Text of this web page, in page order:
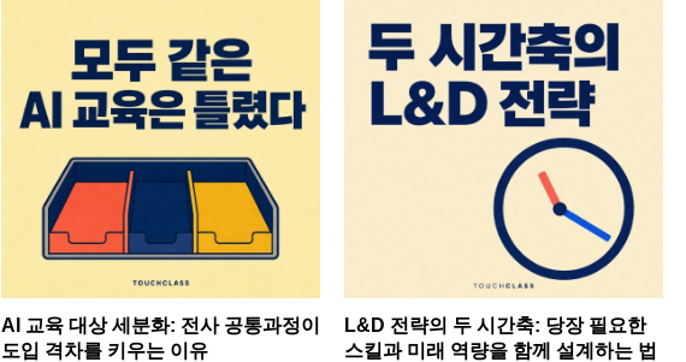
AI 교육 대상 세분화: 전사 공통과정이
도입 격차를 키우는 이유
L&D 전략의 두 시간축: 당장 필요한
스킬과 미래 역량을 함께 설계하는 법